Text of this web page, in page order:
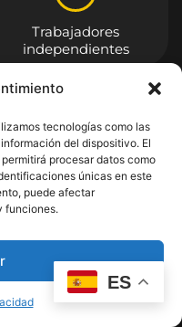
tecnologías como las
del dispositivo. El
procesar datos como
únicas en este
puede afectar
funciones.
Trabajadores
independientes
ES